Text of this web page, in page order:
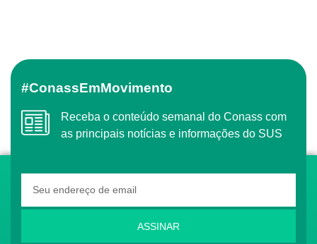
#ConassEmMovimento
Receba o conteúdo semanal do Conass com
as principais notícias e informações do SUS
ASSINAR